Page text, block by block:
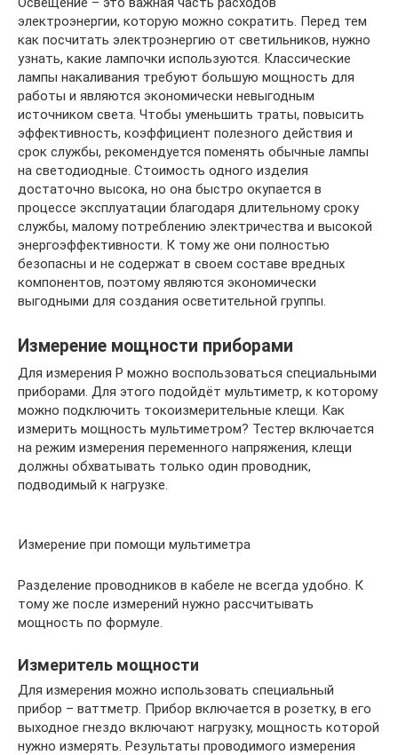
электроэнергии, которую можно сократить. Перед тем
как посчитать электроэнергию от светильников, нужно
узнать, какие лампочки используются. Классические
лампы накаливания требуют большую мощность для
работы и являются экономически невыгодным
источником света. Чтобы уменьшить траты, повысить
эффективность, коэффициент полезного действия и
срок службы, рекомендуется поменять обычные лампы
на светодиодные. Стоимость одного изделия
достаточно высока, но она быстро окупается в
процессе эксплуатации благодаря длительному сроку
службы, малому потреблению электричества и высокой
энергоэффективности. К тому же они полностью
безопасны и не содержат в своем составе вредных
компонентов, поэтому являются экономически
выгодными для создания осветительной группы.
Измерение мощности приборами
Для измерения Р можно воспользоваться специальными
приборами. Для этого подойдёт мультиметр, к которому
можно подключить токоизмерительные клещи. Как
измерить мощность мультиметром? Тестер включается
на режим измерения переменного напряжения, клещи
должны обхватывать только один проводник,
подводимый к нагрузке.
Измерение при помощи мультиметра
Разделение проводников в кабеле не всегда удобно. К
тому же после измерений нужно рассчитывать
мощность по формуле.
Измеритель мощности
Для измерения можно использовать специальный
прибор – ваттметр. Прибор включается в розетку, в его
выходное гнездо включают нагрузку, мощность которой
нужно измерять. Результаты проводимого измерения